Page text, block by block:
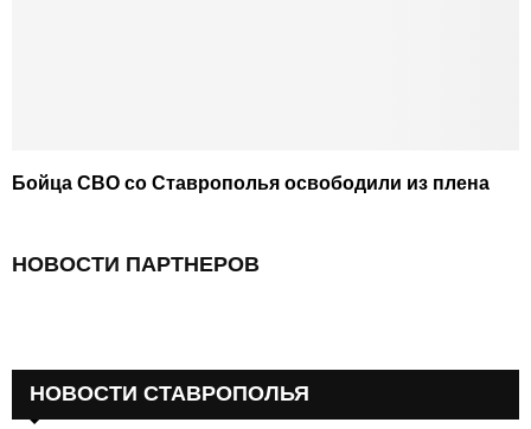
Бойца СВО со Ставрополья освободили из плена
НОВОСТИ ПАРТНЕРОВ
НОВОСТИ СТАВРОПОЛЬЯ